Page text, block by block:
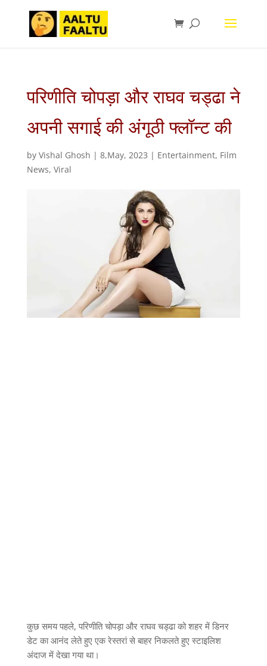
परिणीति चोपड़ा और राघव चड्ढा ने
अपनी सगाई की अंगूठी फ्लॉन्ट की
by Vishal Ghosh | 8,May, 2023 | Entertainment, Film
News, Viral
कुछ समय पहले, परिणीति चोपड़ा और राघव चड्ढा को शहर में डिनर
डेट का आनंद लेते हुए एक रेस्तरां से बाहर निकलते हुए स्टाइलिश
अंदाज में देखा गया था।